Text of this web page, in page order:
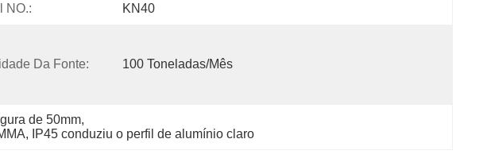
NO.: KN40
Da Fonte: 100 Toneladas/mês
de 50mm,
, IP45 conduziu o perfil de alumínio claro